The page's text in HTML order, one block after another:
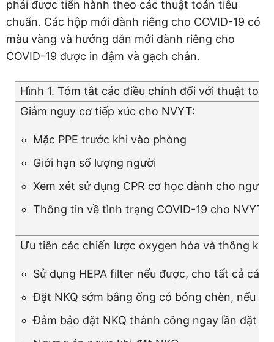
phải được tiến hành theo các thuật toán tiêu
chuẩn. Các hộp mới dành riêng cho COVID-19 có
màu vàng và hướng dẫn mới dành riêng cho
COVID-19 được in đậm và gạch chân.
Hình 1. Tóm tắt các điều chỉnh đối với thuật
Giảm nguy cơ tiếp xúc cho NVYT:
Mặc PPE trước khi vào phòng
Giới hạn số lượng người
Xem xét sử dụng CPR cơ học dành cho
Thông tin về tình trạng COVID-19 cho NVYT
Ưu tiên các chiến lược oxygen hóa và thông
Sử dụng HEPA filter nếu được, cho tất cả các
Đặt NKQ sớm bằng ống có bóng chèn, nếu
Đảm bảo đặt NKQ thành công ngay lần đặt